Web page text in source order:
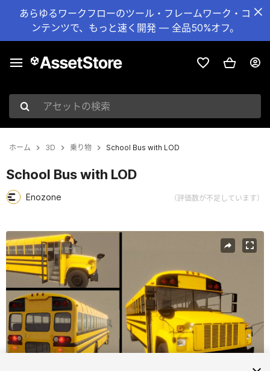
あらゆるワークフローのツール・フレームワーク・コ
ンテンツで、もっと速く開発 — 全品50%オフ。
アセットの検索
ホーム 3D 乗り物 School Bus with LOD
School Bus with LOD
Enozone （評価数が不足しています）
現在のスライド：1 / 29